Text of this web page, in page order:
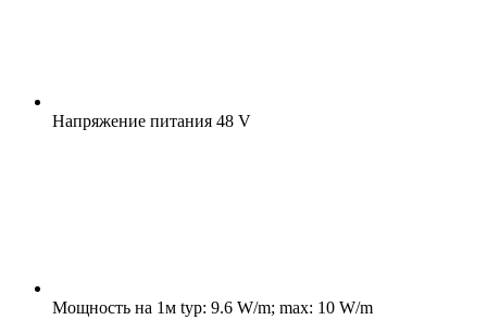
Напряжение питания 48 V
Мощность на 1м typ: 9.6 W/m; max: 10 W/m